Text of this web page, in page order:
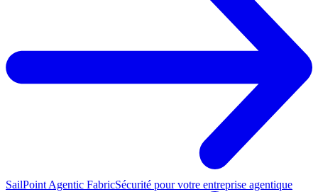
SailPoint Agentic FabricSécurité pour votre entreprise agentique